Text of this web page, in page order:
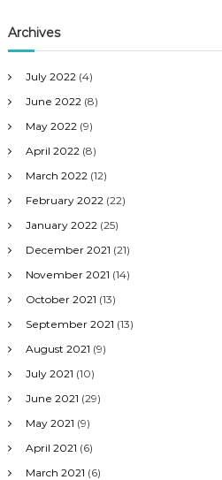
Archives
July 2022 (4)
June 2022 (8)
May 2022 (9)
April 2022 (8)
March 2022 (12)
February 2022 (22)
January 2022 (25)
December 2021 (21)
November 2021 (14)
October 2021 (13)
September 2021 (13)
August 2021 (9)
July 2021 (10)
June 2021 (29)
May 2021 (9)
April 2021 (6)
March 2021 (6)